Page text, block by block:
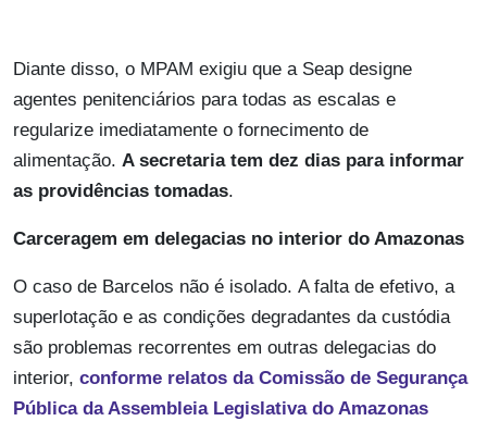
Diante disso, o MPAM exigiu que a Seap designe
agentes penitenciários para todas as escalas e
regularize imediatamente o fornecimento de
alimentação. A secretaria tem dez dias para informar
as providências tomadas.
Carceragem em delegacias no interior do Amazonas
O caso de Barcelos não é isolado. A falta de efetivo, a
superlotação e as condições degradantes da custódia
são problemas recorrentes em outras delegacias do
interior, conforme relatos da Comissão de Segurança
Pública da Assembleia Legislativa do Amazonas